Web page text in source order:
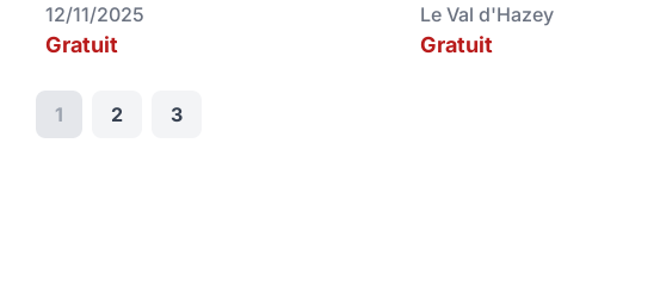
12/11/2025
Gratuit
Le Val d'Hazey
Gratuit
1 2 3